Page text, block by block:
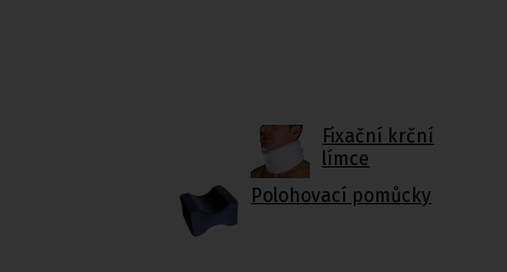
Fixační krční
límce
Polohovací pomůcky